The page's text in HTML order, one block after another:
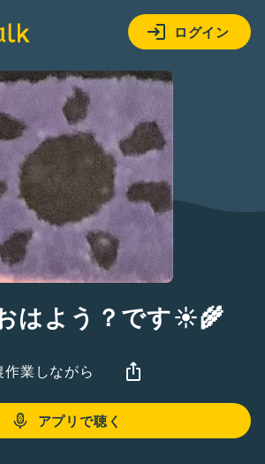
ログイン
はよう？です☀️🌾
作業しながら
アプリで聴く